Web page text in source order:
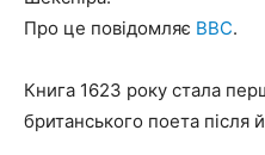
Про це повідомляє BBC.
Книга 1623 року стала
британського поета після